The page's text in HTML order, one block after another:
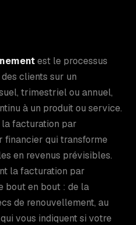
est le processus
clients sur un
trimestriel ou annuel,
à un produit ou service.
la facturation par
financier qui transforme
en revenus prévisibles.
la facturation par
bout en bout : de la
de renouvellement, au
vous indiquent si votre